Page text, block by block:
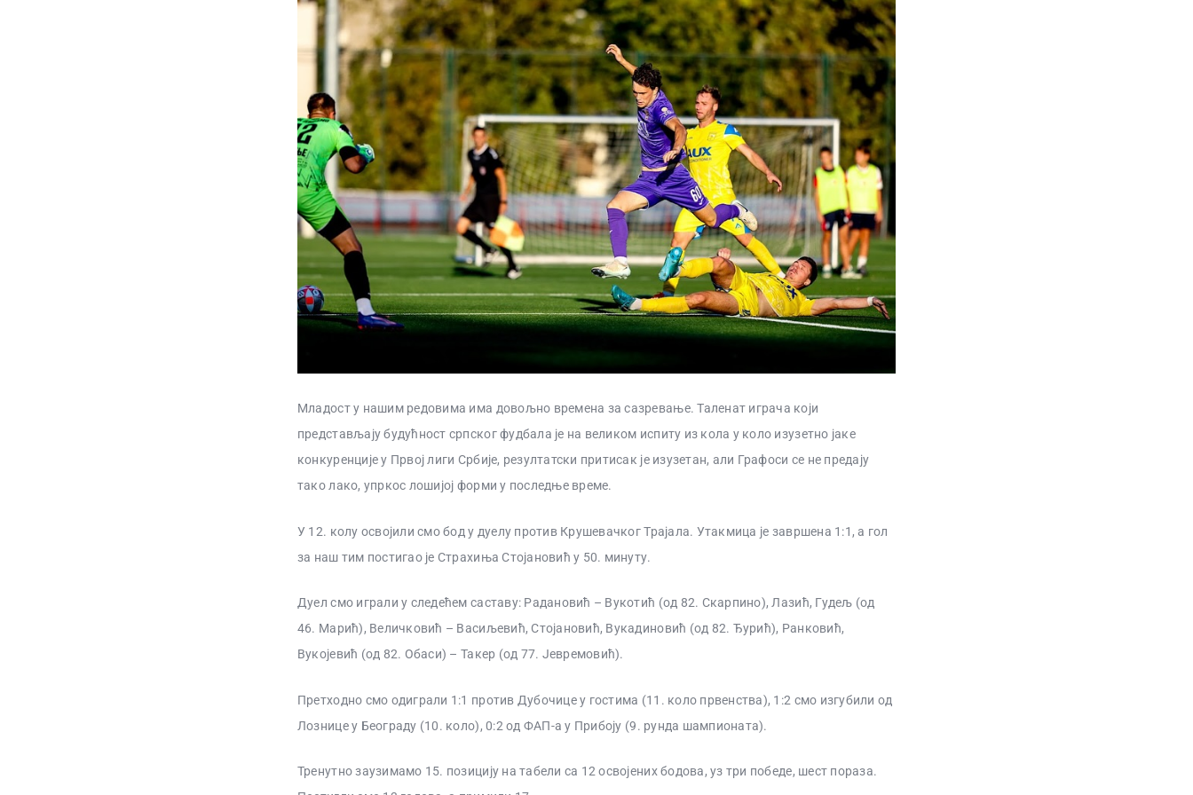
Младост у нашим редовима има довољно времена за сазревање. Таленат играча који
представљају будућност српског фудбала је на великом испиту из кола у коло изузетно јаке
конкуренције у Првој лиги Србије, резултатски притисак је изузетан, али Графоси се не предају
тако лако, упркос лошијој форми у последње време.
У 12. колу освојили смо бод у дуелу против Крушевачког Трајала. Утакмица је завршена 1:1, а гол
за наш тим постигао је Страхиња Стојановић у 50. минуту.
Дуел смо играли у следећем саставу: Радановић – Вукотић (од 82. Скарпино), Лазић, Гудељ (од
46. Марић), Величковић – Васиљевић, Стојановић, Вукадиновић (од 82. Ђурић), Ранковић,
Вукојевић (од 82. Обаси) – Такер (од 77. Јевремовић).
Претходно смо одиграли 1:1 против Дубочице у гостима (11. коло првенства), 1:2 смо изгубили од
Лознице у Београду (10. коло), 0:2 од ФАП-а у Прибоју (9. рунда шампионата).
Тренутно заузимамо 15. позицију на табели са 12 освојених бодова, уз три победе, шест пораза.